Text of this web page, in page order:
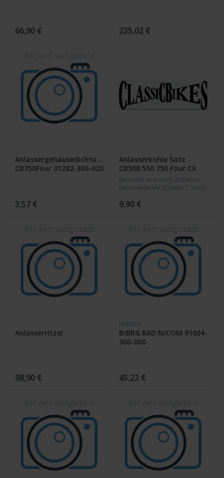
66,90 € 235,02 €
Anlassergehäusedichtung
CB750Four 31282-300-020
3,57 €
Anlasserkohle Satz
CB500 550 750 Four CX
500 CB 650 GL650 CB 750
Bol Dor CBX 1000 GL 1000
Neuteile aus dem Zubehör
Grösse 6x14x12,5mm 1 Stück
9,90 €
Anlasserritzel
98,90 €
HONDA
B/BRG RAD N/COM 91004-
300-000
45,22 €